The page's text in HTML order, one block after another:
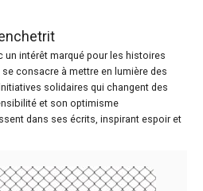
un intérêt marqué pour les histoires
se consacre à mettre en lumière des
solidaires qui changent des
et son optimisme
dans ses écrits, inspirant espoir et